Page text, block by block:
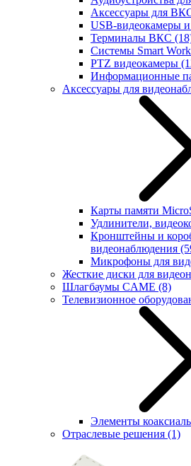
Аксессуары для
USB-видеокамеры
Терминалы ВКС
Системы Smart
PTZ видеокамеры
Информационные
Аксессуары для
Карты памяти
Удлинители,
Кронштейны и
видеонаблюдения
Микрофоны для
Жесткие диски для
Шлагбаумы CAME (8)
Телевизионное
Элементы
Отраслевые решения (1)